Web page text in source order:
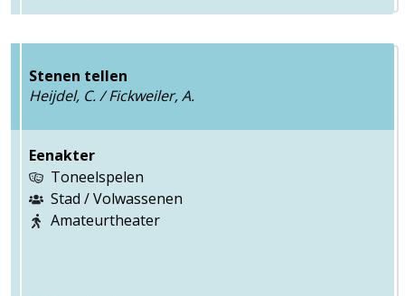
Stenen tellen
Heijdel, C. / Fickweiler, A.
Eenakter
Toneelspelen
Stad / Volwassenen
Amateurtheater